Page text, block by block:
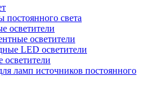
постоянного света
осветители
осветители
LED осветители
осветители
ламп источников постоянного